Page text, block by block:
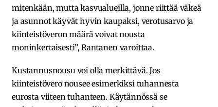
mitenkään, mutta kasvualueilla, jonne riittää väkeä
ja asunnot käyvät hyvin kaupaksi, verotusarvo ja
kiinteistöveron määrä voivat nousta
moninkertaisesti”, Rantanen varoittaa.
Kustannusnousu voi olla merkittävä. Jos
kiinteistövero nousee esimerkiksi tuhannesta
eurosta viiteen tuhanteen. Käytännössä se